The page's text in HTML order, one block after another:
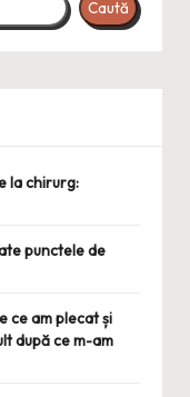
Caută
la chirurg:
punctele de
ce am plecat și
după ce m-am